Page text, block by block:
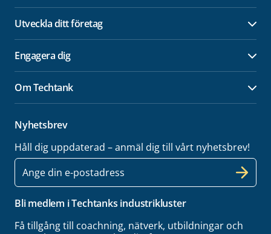
Utveckla ditt företag
Engagera dig
Om Techtank
Nyhetsbrev
Håll dig uppdaterad – anmäl dig till vårt nyhetsbrev!
E-
post
Bli medlem i Techtanks industrikluster
Få tillgång till coachning, nätverk, utbildningar och